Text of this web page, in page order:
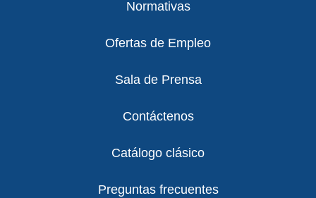
Normativas
Ofertas de Empleo
Sala de Prensa
Contáctenos
Catálogo clásico
Preguntas frecuentes